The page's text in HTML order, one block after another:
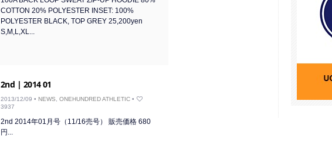
COTTON 20% POLYESTER INSET: 100%
POLYESTER BLACK, TOP GREY 25,200yen
S,M,L,XL...
2nd | 2014 01
2013/12/09 • NEWS ONEHUNDRED ATHLETIC •
3937
2nd 2014年01月号（11/16売号） 販売価格 680
円...